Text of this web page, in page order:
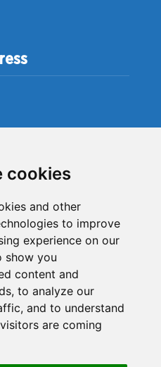
cookies
and other
to improve
experience on our
show you
content and
to analyze our
and to understand
are coming